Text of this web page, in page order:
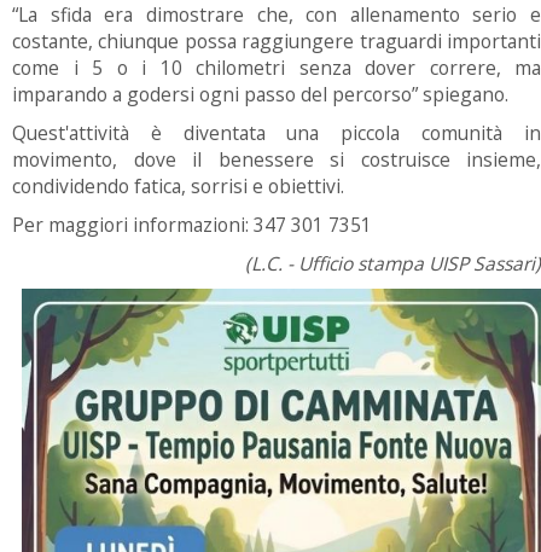
“La sfida era dimostrare che, con allenamento serio e
costante, chiunque possa raggiungere traguardi importanti
come i 5 o i 10 chilometri senza dover correre, ma
imparando a godersi ogni passo del percorso” spiegano.
Quest'attività è diventata una piccola comunità in
movimento, dove il benessere si costruisce insieme,
condividendo fatica, sorrisi e obiettivi.
Per maggiori informazioni: 347 301 7351
(L.C. - Ufficio stampa UISP Sassari)